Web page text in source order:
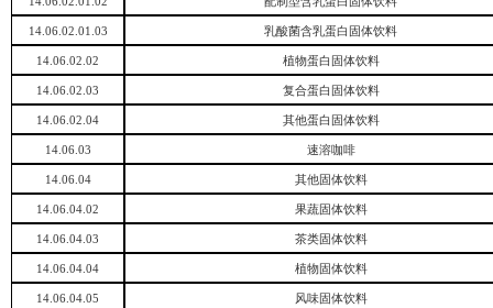
14.06.02.01.03 乳酸菌含乳蛋白固体饮料
14.06.02.02 植物蛋白固体饮料
14.06.02.03 复合蛋白固体饮料
14.06.02.04 其他蛋白固体饮料
14.06.03 速溶咖啡
14.06.04 其他固体饮料
14.06.04.02 果蔬固体饮料
14.06.04.03 茶类固体饮料
14.06.04.04 植物固体饮料
14.06.04.05 风味固体饮料